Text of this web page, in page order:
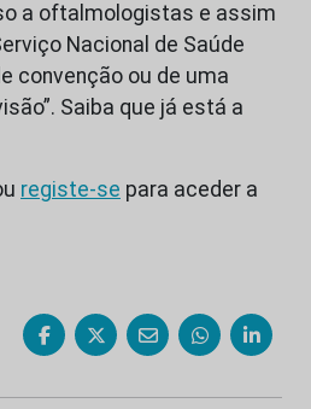
a oftalmologistas e assim
Nacional de Saúde
convenção ou de uma
Saiba que já está a
registe-se para aceder a